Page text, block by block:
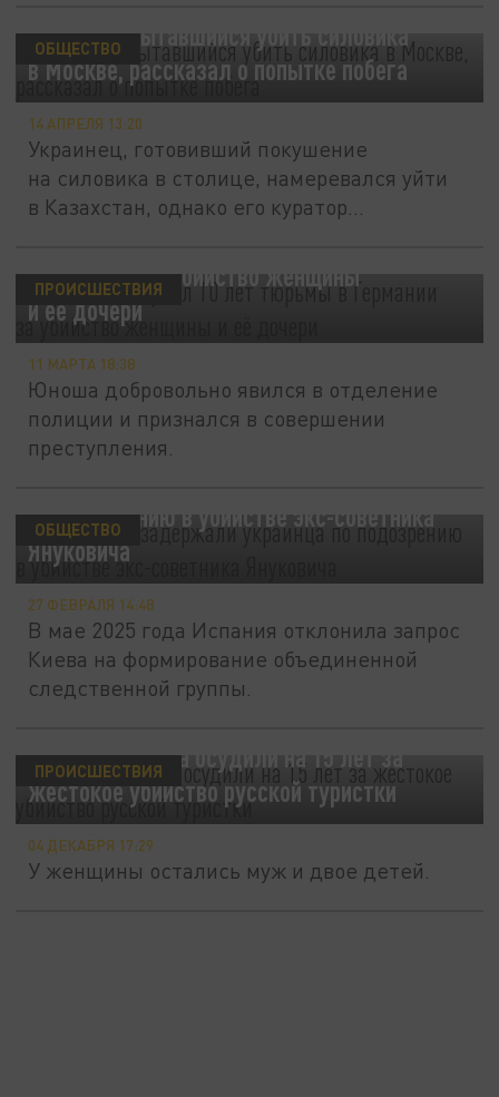
Украинец, пытавшийся убить силовика
в Москве, рассказал о попытке побега
ОБЩЕСТВО
14 АПРЕЛЯ 13:20
Украинец, готовивший покушение
на силовика в столице, намеревался уйти
в Казахстан, однако его куратор...
в Германии за убийство женщины
и её дочери
ПРОИСШЕСТВИЯ
11 МАРТА 18:38
Юноша добровольно явился в отделение
полиции и признался в совершении
преступления.
по подозрению в убийстве экс-советника
Януковича
ОБЩЕСТВО
27 ФЕВРАЛЯ 14:48
В мае 2025 года Испания отклонила запрос
Киева на формирование объединенной
следственной группы.
В Перу украинца осудили на 15 лет за
жестокое убийство русской туристки
ПРОИСШЕСТВИЯ
04 ДЕКАБРЯ 17:29
У женщины остались муж и двое детей.